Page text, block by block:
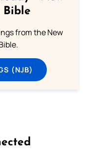
Bible
from the New
(NJB)